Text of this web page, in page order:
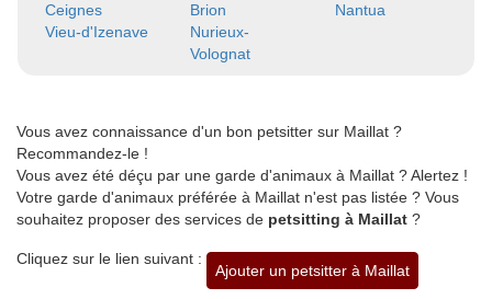
Ceignes
Brion
Nantua
Vieu-d'Izenave
Nurieux-
Volognat
Vous avez connaissance d'un bon petsitter sur Maillat ?
Recommandez-le !
Vous avez été déçu par une garde d'animaux à Maillat ? Alertez !
Votre garde d'animaux préférée à Maillat n'est pas listée ? Vous
souhaitez proposer des services de petsitting à Maillat ?
Cliquez sur le lien suivant :
Ajouter un petsitter à Maillat